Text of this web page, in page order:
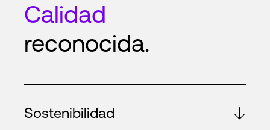
Calidad
reconocida.
Sostenibilidad